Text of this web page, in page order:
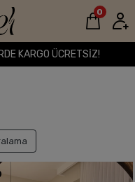
KARGO ÜCRETSİZ!
0